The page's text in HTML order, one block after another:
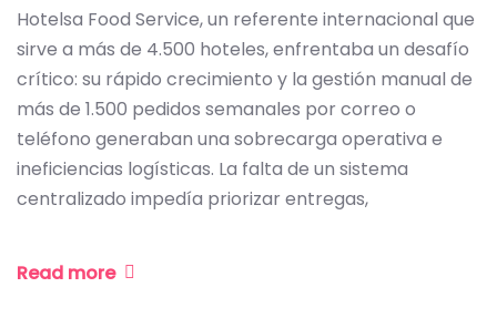
Hotelsa Food Service, un referente internacional que
sirve a más de 4.500 hoteles, enfrentaba un desafío
crítico: su rápido crecimiento y la gestión manual de
más de 1.500 pedidos semanales por correo o
teléfono generaban una sobrecarga operativa e
ineficiencias logísticas. La falta de un sistema
centralizado impedía priorizar entregas,
Read more